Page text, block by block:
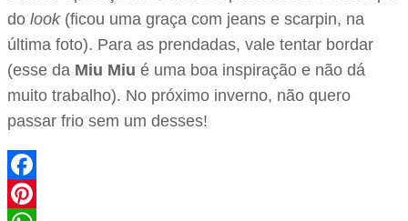
do look (ficou uma graça com jeans e scarpin, na
última foto). Para as prendadas, vale tentar bordar
(esse da Miu Miu é uma boa inspiração e não dá
muito trabalho). No próximo inverno, não quero
passar frio sem um desses!
Facebook